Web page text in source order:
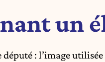
un
: l’image